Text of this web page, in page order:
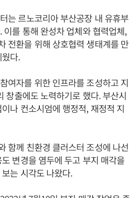
는 르노코리아 부산공장 내 유휴부
이를 통해 완성차 업체와 협력업체,
전환을 위해 상호협력 생태계를 만
다.
여자를 위한 인프라를 조성하고 지
창출에도 노력하기로 했다. 부산시
나 컨소시엄에 행정적, 재정적 지
함께 친환경 클러스터 조성에 나선
변경을 염두에 두고 부지 매각을
는 시각도 나왔다.